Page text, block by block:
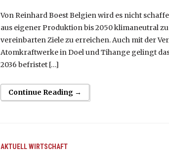
Von Reinhard Boest Belgien wird es nicht
aus eigener Produktion bis 2050 klimaneutral
vereinbarten Ziele zu erreichen. Auch mit der
Atomkraftwerke in Doel und Tihange gelingt
2036 befristet […]
Continue Reading →
AKTUELLWIRTSCHAFT